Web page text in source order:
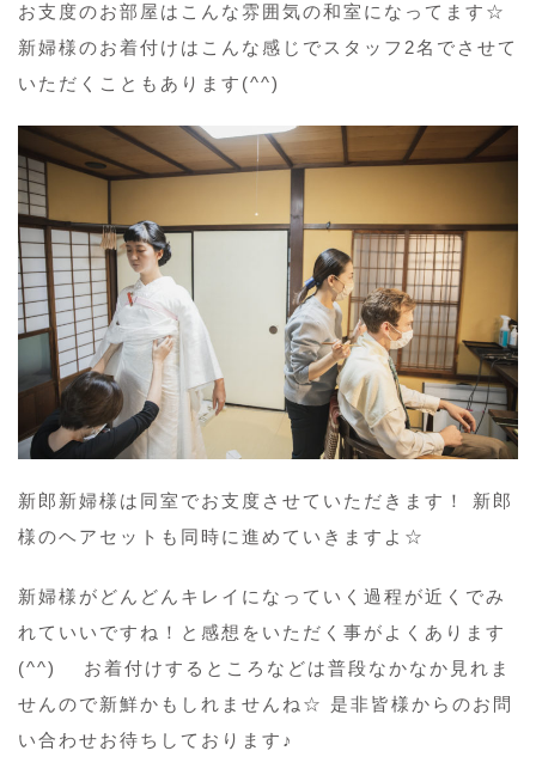
お支度のお部屋はこんな雰囲気の和室になってます☆
新婦様のお着付けはこんな感じでスタッフ2名でさせて
いただくこともあります(^^)
新郎新婦様は同室でお支度させていただきます！ 新郎
様のヘアセットも同時に進めていきますよ☆
新婦様がどんどんキレイになっていく過程が近くでみ
れていいですね！と感想をいただく事がよくあります
(^^) お着付けするところなどは普段なかなか見れま
せんので新鮮かもしれませんね☆ 是非皆様からのお問
い合わせお待ちしております♪